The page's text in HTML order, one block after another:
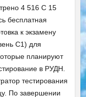
4 516 С 15
бесплатная
к экзамену
C1) для
планируют
в РУДН.
тестирования
По завершении